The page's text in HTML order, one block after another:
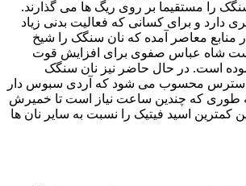
را مستقیما بر روی ریگ ها می گذارند.
دارد و برای کسانی که فعالیت بدنی زیاد
منابع معاصر آمده که نان سنگک را شیخ
شاه عباس صفوی برای افزایش قوت
است. در حال حاضر نیز نان سنگک
دسترس محسوب می شود که آردی سبوس دار
طوری که چندین ساعت نیاز است تا خمیرش
کمترین اسید فیتیک را نسبت به سایر نان ها